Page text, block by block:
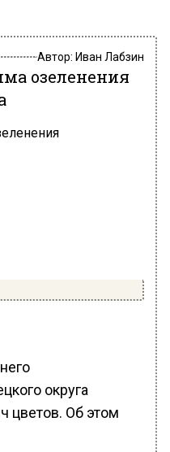
Автор: Иван Лабзин
озеленения
округа
цветов. Об этом